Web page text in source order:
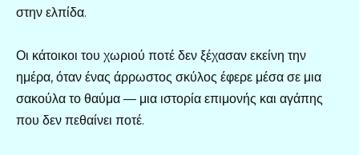
στην ελπίδα.
Οι κάτοικοι του χωριού ποτέ δεν ξέχασαν εκείνη την
ημέρα, όταν ένας άρρωστος σκύλος έφερε μέσα σε μια
σακούλα το θαύμα — μια ιστορία επιμονής και αγάπης
που δεν πεθαίνει ποτέ.